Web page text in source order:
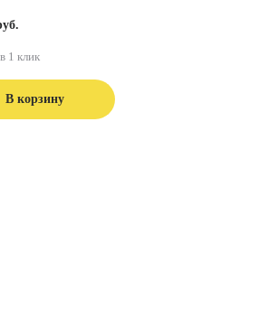
В корзину
1 клик